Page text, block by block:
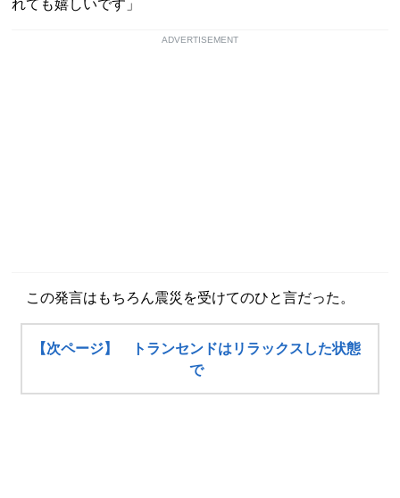
れても嬉しいです」
ADVERTISEMENT
この発言はもちろん震災を受けてのひと言だった。
【次ページ】 トランセンドはリラックスした状態
で